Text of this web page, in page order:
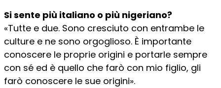
Si sente più italiano o più nigeriano?
«Tutte e due. Sono cresciuto con entrambe le
culture e ne sono orgoglioso. È importante
conoscere le proprie origini e portarle sempre
con sé ed è quello che farò con mio figlio, gli
farò conoscere le sue origini».